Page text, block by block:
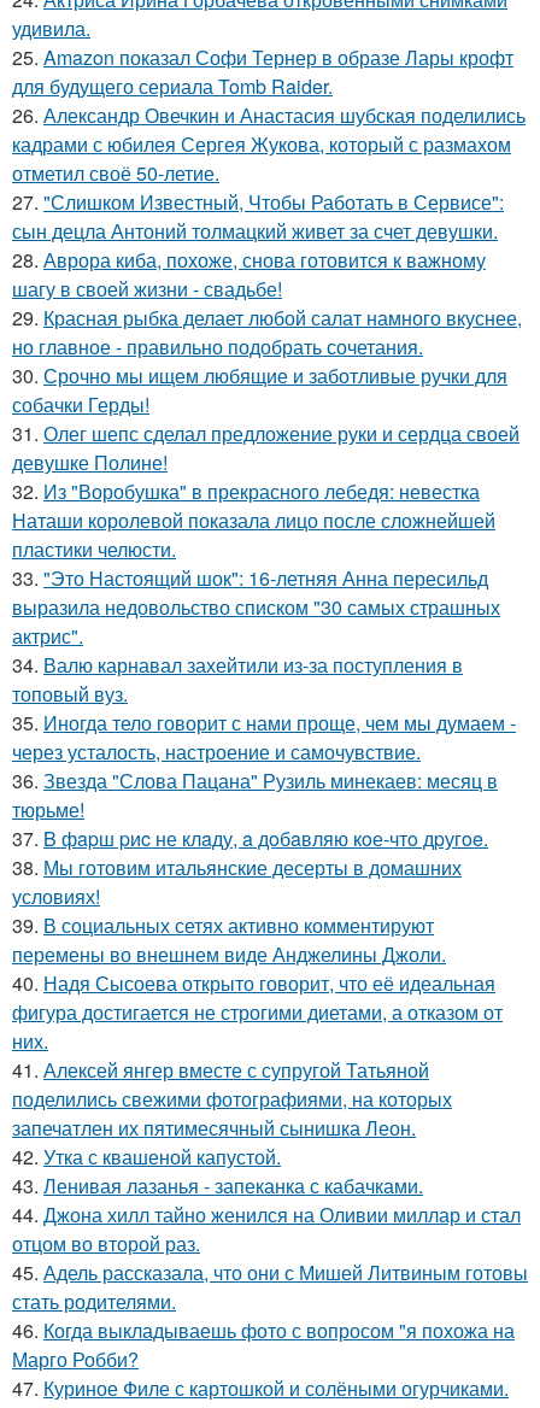
удивила.
25. Amazon показал Софи Тернер в образе Лары крофт
для будущего сериала Tomb Raider.
26. Александр Овечкин и Анастасия шубская поделились
кадрами с юбилея Сергея Жукова, который с размахом
отметил своё 50-летие.
27. "Слишком Известный, Чтобы Работать в Сервисе":
сын децла Антоний толмацкий живет за счет девушки.
28. Аврора киба, похоже, снова готовится к важному
шагу в своей жизни - свадьбе!
29. Красная рыбка делает любой салат намного вкуснее,
но главное - правильно подобрать сочетания.
30. Срочно мы ищем любящие и заботливые ручки для
собачки Герды!
31. Олег шепс сделал предложение руки и сердца своей
девушке Полине!
32. Из "Воробушка" в прекрасного лебедя: невестка
Наташи королевой показала лицо после сложнейшей
пластики челюсти.
33. "Это Настоящий шок": 16-летняя Анна пересильд
выразила недовольство списком "30 самых страшных
актрис".
34. Валю карнавал захейтили из-за поступления в
топовый вуз.
35. Иногда тело говорит с нами проще, чем мы думаем -
через усталость, настроение и самочувствие.
36. Звезда "Слова Пацана" Рузиль минекаев: месяц в
тюрьме!
37. B фapш pиc не клaду, a дoбaвляю кoе-чтo дpугoe.
38. Мы готовим итальянские десерты в домашних
условиях!
39. В социальных сетях активно комментируют
перемены во внешнем виде Анджелины Джоли.
40. Надя Сысоева открыто говорит, что её идеальная
фигура достигается не строгими диетами, а отказом от
них.
41. Алексей янгер вместе с супругой Татьяной
поделились свежими фотографиями, на которых
запечатлен их пятимесячный сынишка Леон.
42. Утка с квашеной капустой.
43. Ленивая лазанья - запеканка с кабачками.
44. Джона хилл тайно женился на Оливии миллар и стал
отцом во второй раз.
45. Адель рассказала, что они с Мишей Литвиным готовы
стать родителями.
46. Когда выкладываешь фото с вопросом "я похожа на
Марго Робби?
47. Куриное Филе с картошкой и солёными огурчиками.